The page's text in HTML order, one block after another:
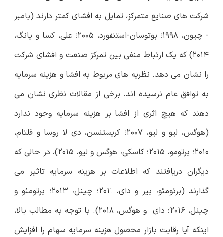
شرکت های صنایع متمرکز، تمایل به افشای کمتر دارند (‏بامبر
- چیون، ۱۹۹۸؛ بوتوسان-استنفورد، ۲۰۰۵؛ علی، کسا و یانگ،
۲۰۱۴)‏ که یک ارتباط منفی بین تمرکز صنعت و افشای شرکت
را نشان می دهد. نظریه های مربوط به افشا و هزینه سرمایه
به توافق عام نرسیده اند. برخی از مقالات نظری نشان می
دهند که هیچ اثری از افشا بر هزینه سرمایه وجود ندارد
(هوگس، لیو و لیو، ۲۰۰۷؛ کریستنسن، دی لا روسا و فلتام،
۲۰۱۰؛ برتومو، ۲۰۱۵؛ کاسکی، هوگس و لیو، ۲۰۱۵)‏، در حالی که
دیگران دریافتند که اطلاعات بر هزینه سرمایه تاثیر می
گذارند (برتومئو، بیر و دای، ۲۰۱۱؛ چینل، ۲۰۱۳؛ برتومئو و
چینل، 2016؛ دای و هوگس، 2018). با توجه به مطالب بالا،
اینکه آیا رقابت بازار محصول هزینه سرمایه سهام را افزایش